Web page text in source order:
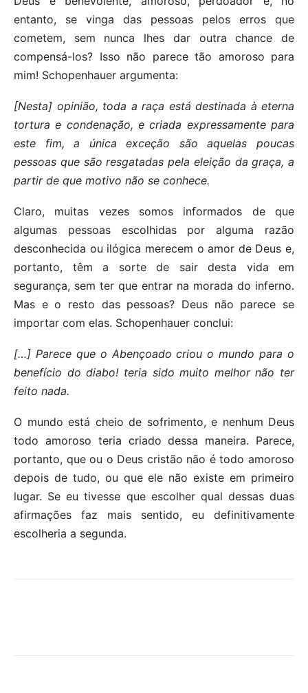
entanto, se vinga das pessoas pelos erros que
cometem, sem nunca lhes dar outra chance de
compensá-los? Isso não parece tão amoroso para
mim! Schopenhauer argumenta:
[Nesta] opinião, toda a raça está destinada à eterna
tortura e condenação, e criada expressamente para
este fim, a única exceção são aquelas poucas
pessoas que são resgatadas pela eleição da graça, a
partir de que motivo não se conhece.
Claro, muitas vezes somos informados de que
algumas pessoas escolhidas por alguma razão
desconhecida ou ilógica merecem o amor de Deus e,
portanto, têm a sorte de sair desta vida em
segurança, sem ter que entrar na morada do inferno.
Mas e o resto das pessoas? Deus não parece se
importar com elas. Schopenhauer conclui:
[…] Parece que o Abençoado criou o mundo para o
benefício do diabo! teria sido muito melhor não ter
feito nada.
O mundo está cheio de sofrimento, e nenhum Deus
todo amoroso teria criado dessa maneira. Parece,
portanto, que ou o Deus cristão não é todo amoroso
depois de tudo, ou que ele não existe em primeiro
lugar. Se eu tivesse que escolher qual dessas duas
afirmações faz mais sentido, eu definitivamente
escolheria a segunda.